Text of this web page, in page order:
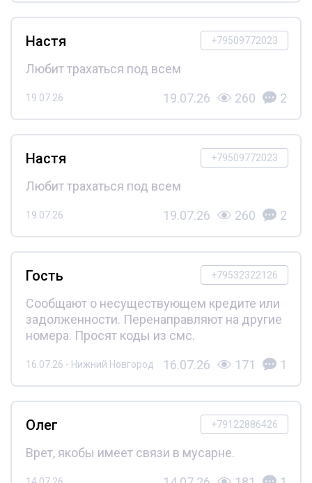
+79509772023
Настя
Любит трахаться под всем
19.07.26 19.07.26 260 2
+79509772023
Настя
Любит трахаться под всем
19.07.26 19.07.26 260 2
+79532322126
Гость
Сообщают о несуществующем кредите или
задолженности. Перенаправляют на другие
номера. Просят коды из смс.
16.07.26 - Нижний Новгород 16.07.26 171 1
+79122886426
Олег
Врет, якобы имеет связи в мусарне.